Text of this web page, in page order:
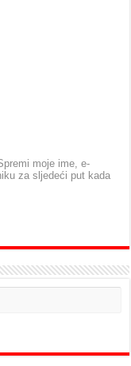
moje ime, e-
za sljedeći put kada